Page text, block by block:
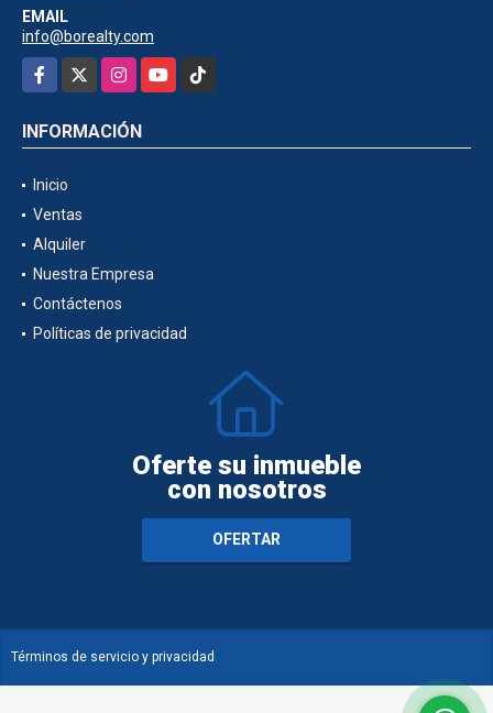
EMAIL
info@borealty.com
Facebook
InstagramYouTubeTikTok
INFORMACIÓN
Inicio
Ventas
Alquiler
Nuestra Empresa
Contáctenos
Políticas de privacidad
Oferte su inmueble
con nosotros
OFERTAR
Términos de servicio y privacidad